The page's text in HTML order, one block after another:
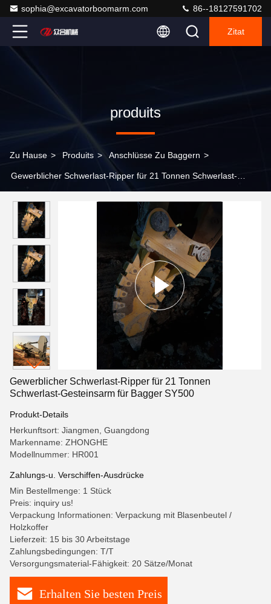
sophia@excavatorboomarm.com 86--18127591702
Zitat
produits
Zu Hause > Produits > Anschlüsse Zu Baggern >
Gewerblicher Schwerlast-Ripper für 21 Tonnen Schwerlast-
Gewerblicher Schwerlast-Ripper für 21 Tonnen
Schwerlast-Gesteinsarm für Bagger SY500
Produkt-Details
Herkunftsort: Jiangmen, Guangdong
Markenname: ZHONGHE
Modellnummer: HR001
Zahlungs-u. Verschiffen-Ausdrücke
Min Bestellmenge: 1 Stück
Preis: inquiry us!
Verpackung Informationen: Verpackung mit Blasenbeutel /
Holzkoffer
Lieferzeit: 15 bis 30 Arbeitstage
Zahlungsbedingungen: T/T
Versorgungsmaterial-Fähigkeit: 20 Sätze/Monat
Erhalten Sie besten Preis